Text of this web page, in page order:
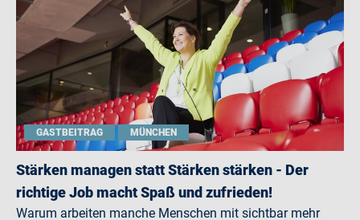
GASTBEITRAG MÜNCHEN
Stärken managen statt Stärken stärken - Der
richtige Job macht Spaß und zufrieden!
Warum arbeiten manche Menschen mit sichtbar mehr